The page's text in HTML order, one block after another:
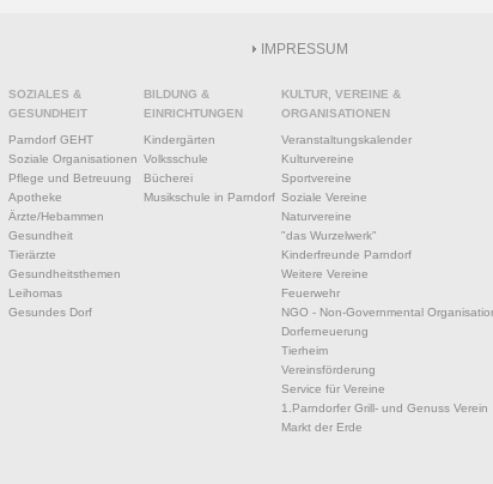
IMPRESSUM
SOZIALES &
GESUNDHEIT
Parndorf GEHT
Soziale Organisationen
Pflege und Betreuung
Apotheke
Ärzte/Hebammen
Gesundheit
Tierärzte
Gesundheitsthemen
Leihomas
Gesundes Dorf
BILDUNG &
EINRICHTUNGEN
Kindergärten
Volksschule
Bücherei
Musikschule in Parndorf
KULTUR, VEREINE &
ORGANISATIONEN
Veranstaltungskalender
Kulturvereine
Sportvereine
Soziale Vereine
Naturvereine
"das Wurzelwerk"
Kinderfreunde Parndorf
Weitere Vereine
Feuerwehr
NGO - Non-Governmental
Dorferneuerung
Tierheim
Vereinsförderung
Service für Vereine
1.Parndorfer Grill- und Genuss Verein
Markt der Erde